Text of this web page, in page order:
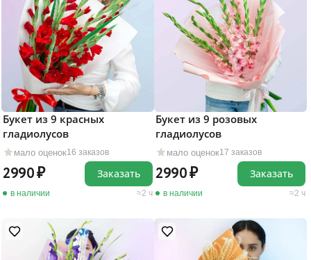
мало оценок16 заказов
Букет из 9 красных
гладиолусов
2990
в наличии 2 ч
Заказать
мало оценок17 заказов
Букет из 9 розовых
гладиолусов
2990
в наличии 2 ч
Заказать